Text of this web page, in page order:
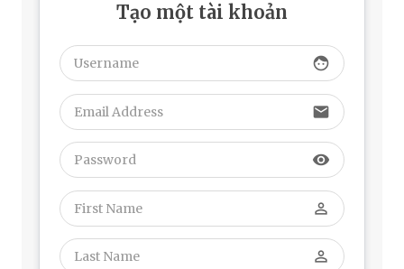
Tạo một tài khoản
face
email
visibility
perm_identity
perm_identity